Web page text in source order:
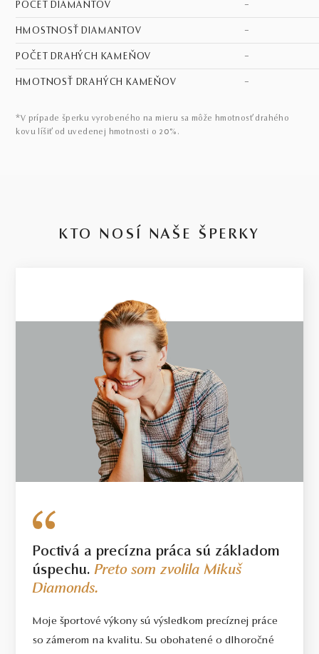
POČET DIAMANTOV –
HMOSTNOSŤ DIAMANTOV –
POČET DRAHÝCH KAMEŇOV –
HMOTNOSŤ DRAHÝCH KAMEŇOV –
*V prípade šperku vyrobeného na mieru sa môže hmotnosť drahého
kovu líšiť od uvedenej hmotnosti o 20%.
KTO NOSÍ NAŠE ŠPERKY
Poctivá a precízna práca sú základom
úspechu.Preto som zvolila Mikuš
Diamonds.
Moje športové výkony sú výsledkom precíznej práce
so zámerom na kvalitu. Su obohatené o dlhoročné